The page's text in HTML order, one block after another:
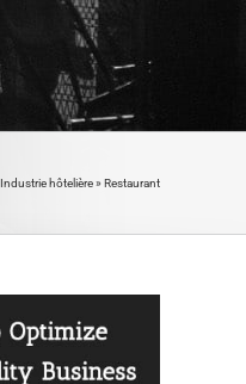
Industrie hôtelière» Restaurant